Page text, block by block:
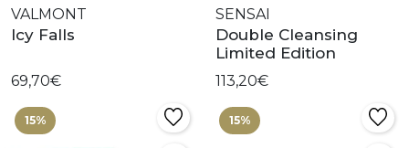
VALMONT
Icy Falls
69,70€
SENSAI
Double Cleansing
Limited Edition
113,20€
15% 15%